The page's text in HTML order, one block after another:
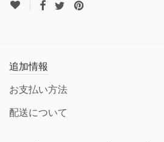
追加情報
お支払い方法
配送について